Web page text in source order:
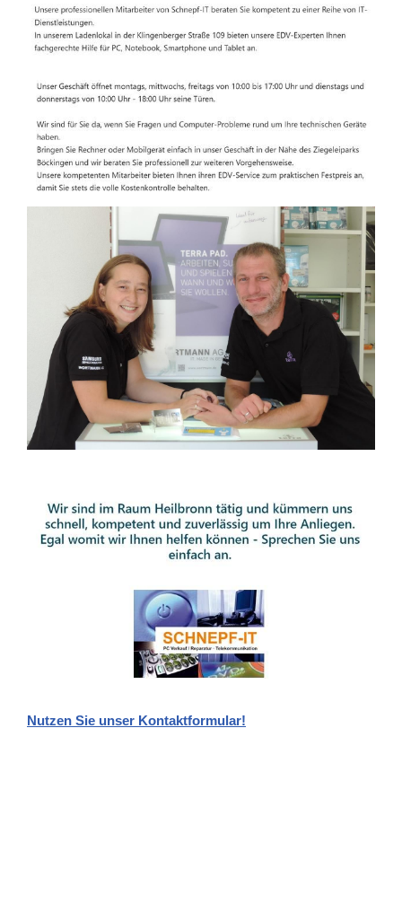
Nutzen Sie unser Kontaktformular!